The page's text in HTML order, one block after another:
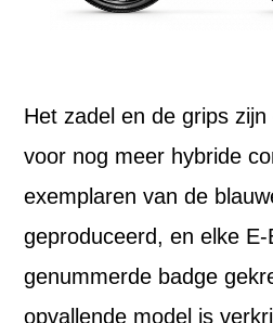
Het zadel en de grips zijn
voor nog meer hybride
exemplaren van de
geproduceerd, en elke
genummerde badge
opvallende model is